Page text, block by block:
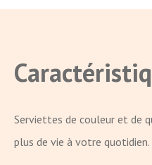
Serviettes de couleur et de
plus de vie à votre quotidien.